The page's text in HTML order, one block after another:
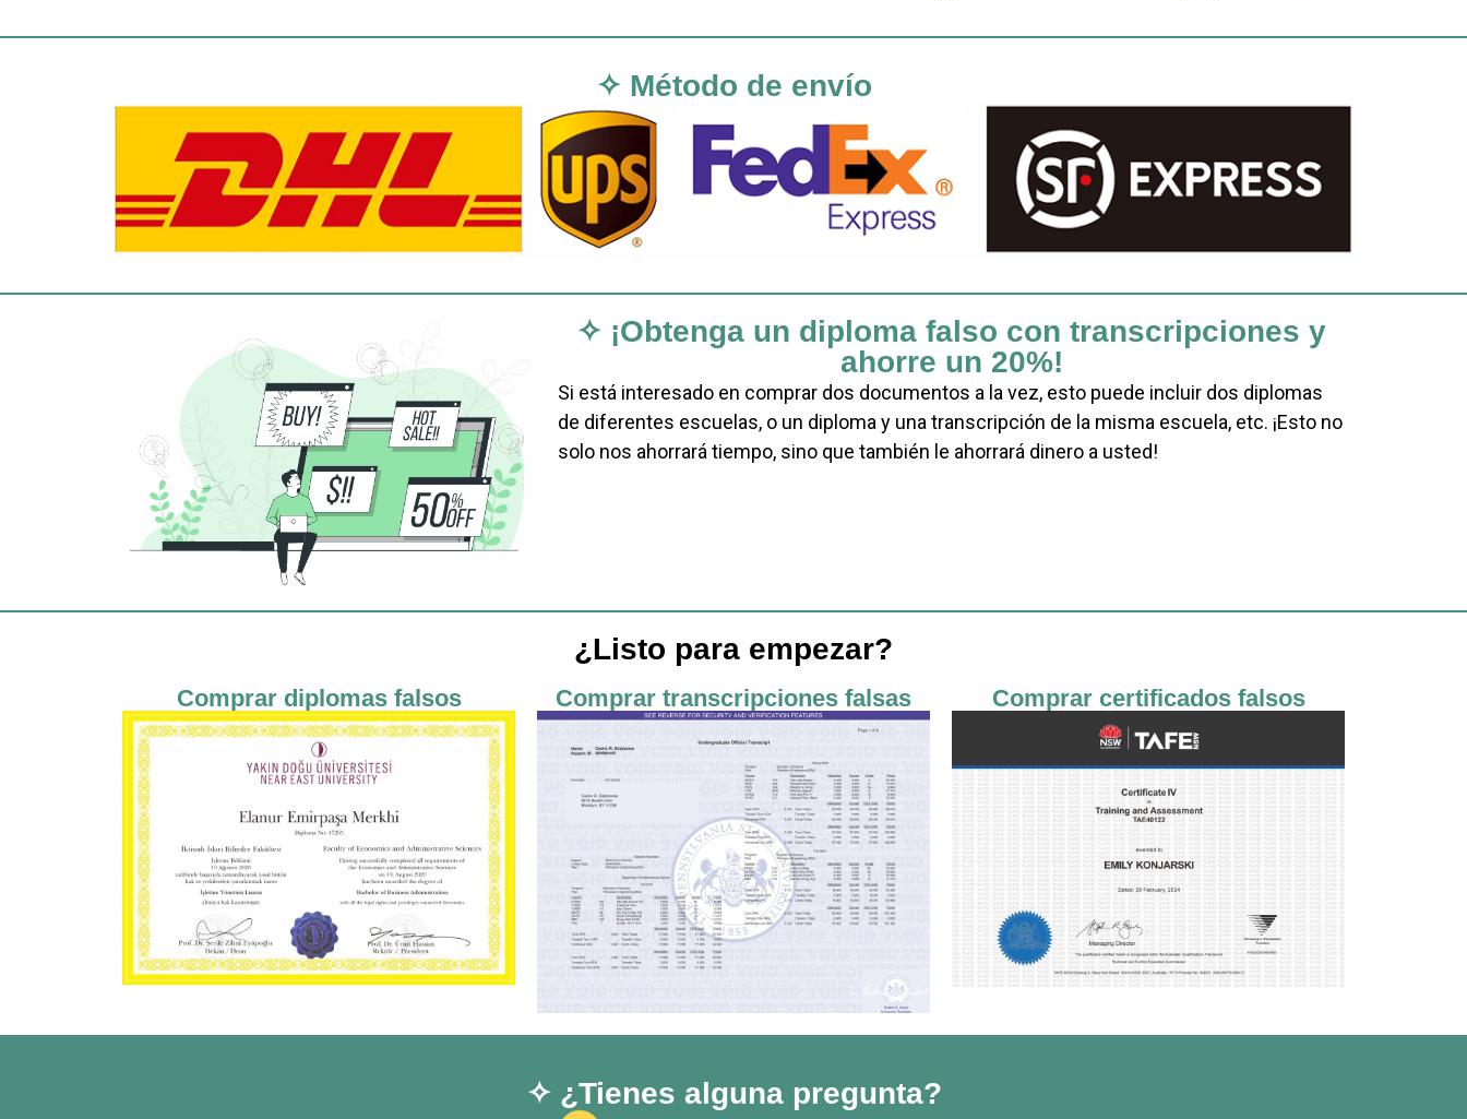
✧ Método de envío
✧ ¡Obtenga un diploma falso con transcripciones y
ahorre un 20%!
Si está interesado en comprar dos documentos a la vez, esto puede incluir dos diplomas
de diferentes escuelas, o un diploma y una transcripción de la misma escuela, etc. ¡Esto no
solo nos ahorrará tiempo, sino que también le ahorrará dinero a usted!
¿Listo para empezar?
Comprar diplomas falsos Comprar transcripciones falsas Comprar certificados falsos
✧ ¿Tienes alguna pregunta?